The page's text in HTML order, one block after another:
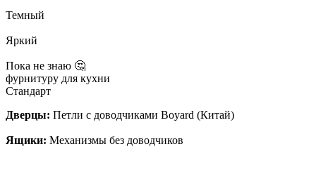
Темный
Яркий
Пока не знаю 🤔
фурнитуру для кухни
Стандарт
Дверцы: Петли с доводчиками Boyard (Китай)
Ящики: Механизмы без доводчиков